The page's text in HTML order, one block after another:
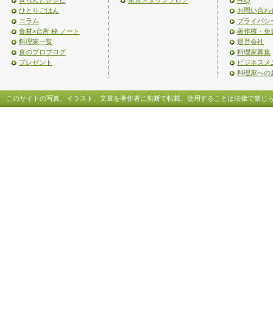
ひとりごはん
コラム
食材×台所 秘 ノート
料理家一覧
食のプロブログ
プレゼント
お問い合わ
プライバシ
著作権・免
運営会社
料理家募集
ビジネスメ
料理家への
このサイトの写真、イラスト、文章を著作者に無断で転載、使用することは法律で禁じ